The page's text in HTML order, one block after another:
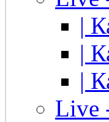
|
|
|
Live